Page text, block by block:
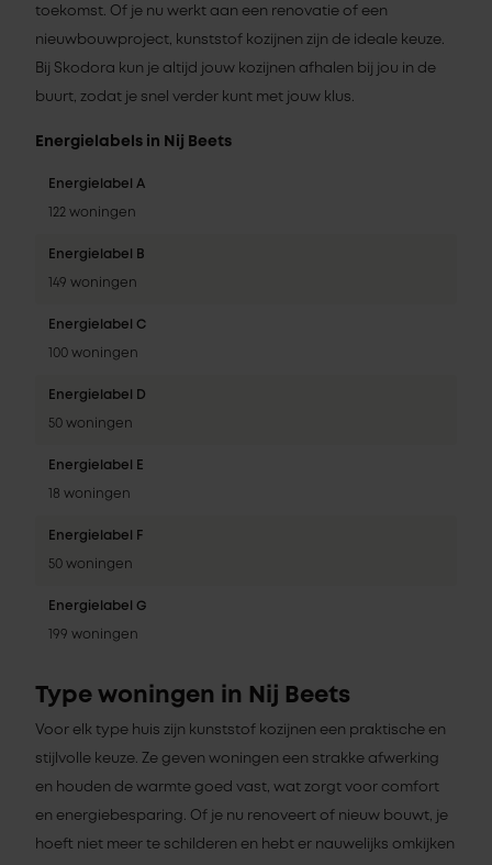
toekomst. Of je nu werkt aan een renovatie of een
nieuwbouwproject, kunststof kozijnen zijn de ideale keuze.
Bij Skodora kun je altijd jouw kozijnen afhalen bij jou in de
buurt, zodat je snel verder kunt met jouw klus.
Energielabels in Nij Beets
Energielabel A
122 woningen
Energielabel B
149 woningen
Energielabel C
100 woningen
Energielabel D
50 woningen
Energielabel E
18 woningen
Energielabel F
50 woningen
Energielabel G
199 woningen
Type woningen in Nij Beets
Voor elk type huis zijn kunststof kozijnen een praktische en
stijlvolle keuze. Ze geven woningen een strakke afwerking
en houden de warmte goed vast, wat zorgt voor comfort
en energiebesparing. Of je nu renoveert of nieuw bouwt, je
hoeft niet meer te schilderen en hebt er nauwelijks omkijken